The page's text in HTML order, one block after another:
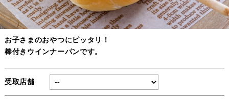
お子さまのおやつにピッタリ！
棒付きウインナーパンです。
受取店舗